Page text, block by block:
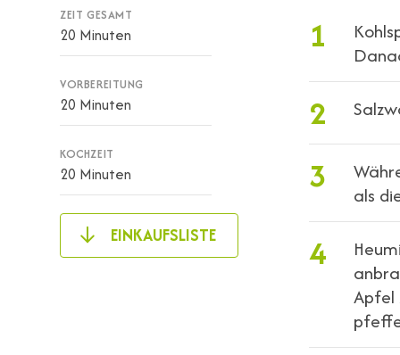
ZEIT GESAMT
20 Minuten
VORBEREITUNG
20 Minuten
KOCHZEIT
20 Minuten
EINKAUFSLISTE
1
2
3
als
4
Apfel